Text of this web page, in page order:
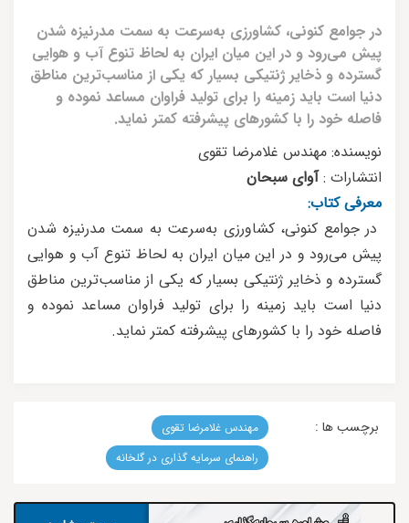
در جوامع کنونی، کشاورزی به‌سرعت به سمت مدرنیزه شدن
پیش می‌رود و در این میان ایران به لحاظ تنوع آب و هوایی
گسترده و ذخایر ژنتیکی بسیار که یکی از مناسب‌ترین مناطق
دنیا است باید زمینه را برای تولید فراوان مساعد نموده و
فاصله خود را با کشورهای پیشرفته کمتر نماید.
نویسنده: مهندس غلامرضا تقوی
انتشارات :آوای سبحان
معرفی کتاب:
در جوامع کنونی، کشاورزی به‌سرعت به سمت مدرنیزه شدن
پیش می‌رود و در این میان ایران به لحاظ تنوع آب و هوایی
گسترده و ذخایر ژنتیکی بسیار که یکی از مناسب‌ترین مناطق
دنیا است باید زمینه را برای تولید فراوان مساعد نموده و
فاصله خود را با کشورهای پیشرفته کمتر نماید.
برچسب ها :
مهندس غلامرضا تقوی
راهنمای سرمایه گذاری در گلخانه